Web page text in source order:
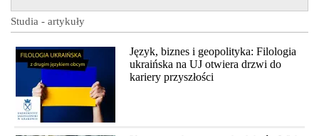
Studia - artykuły
Język, biznes i geopolityka: Filologia
ukraińska na UJ otwiera drzwi do
kariery przyszłości